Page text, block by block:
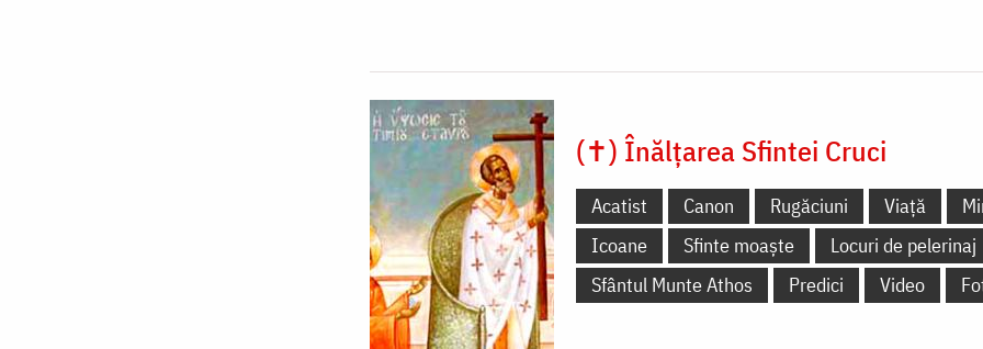
(✝) Înălțarea Sfintei Cruci
Acatist Canon Rugăciuni Viață
Icoane
Sfinte moaște
Locuri de pelerinaj
Sfântul Munte Athos
Predici Video